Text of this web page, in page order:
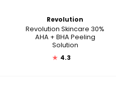
Revolution
Revolution Skincare 30%
AHA + BHA Peeling
Solution
★ 4.3